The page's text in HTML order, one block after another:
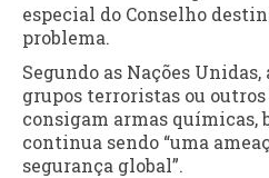
especial do Conselho
problema.
Segundo as Nações
grupos terroristas ou
consigam armas químicas,
continua sendo “uma
segurança global”.